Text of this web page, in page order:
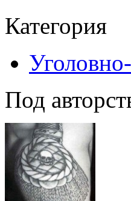
Категория
Под